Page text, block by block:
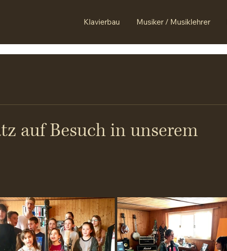
Klavierbau Musiker / Musiklehrer
auf Besuch in unserem